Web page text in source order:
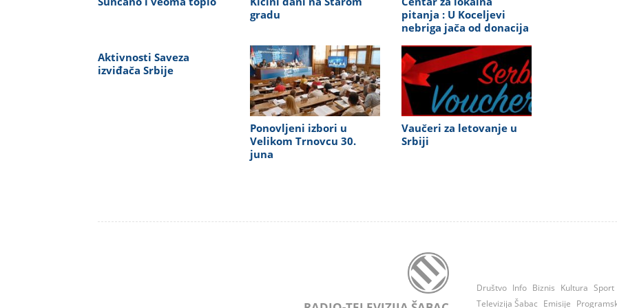
gradu
pitanja : U Koceljevi
nebriga jača od donacija
Aktivnosti Saveza
izviđača Srbije
Ponovljeni izbori u
Velikom Trnovcu 30.
juna
Vaučeri za letovanje u
Srbiji
Društvo Info Biznis Kultura Sport
Televizija Šabac Emisije